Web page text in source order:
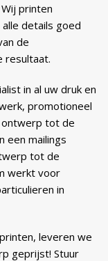
printen
details goed
de
resultaat.
in al uw druk en
promotioneel
ontwerp tot de
een mailings
tot de
werkt voor
in
leveren we
geprijst! Stuur